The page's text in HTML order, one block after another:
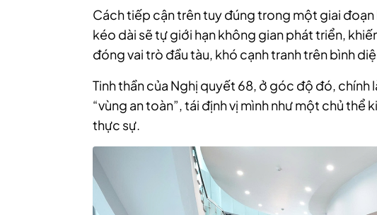
Cách tiếp cận trên tuy đúng trong một giai đoạn
kéo dài sẽ tự giới hạn không gian phát triển,
đóng vai trò đầu tàu, khó cạnh tranh trên bình
Tinh thần của Nghị quyết 68, ở góc độ đó, chính
“vùng an toàn”, tái định vị mình như một chủ thể
thực sự.